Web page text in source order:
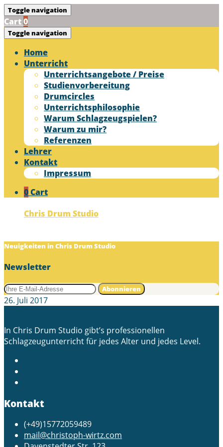
Toggle navigation
Cart0
Toggle navigation
Home
Unterricht
Unterrichtsangebote / Preise
Studienvorbereitung
Drumcircles
Unterrichtsphilosophie
Warum Schlagzeugspielen?
Warum zu mir?
Referenzen
Lehrer
Kontakt
Impressum
0Cart
Chris Drum Studio
Neuigkeiten in Chris Drum Studio
Newsletter
Abonnieren
26. Juli 2017
In Chris Drum Studio gibt’s professionellen
Schlagzeugunterricht für jedes Alter und jedes Level.
Kontakt
(+49)15772059489
mail@christoph-wirtz.com